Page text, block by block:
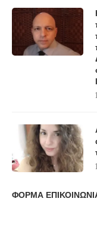
ΦΟΡΜΑ